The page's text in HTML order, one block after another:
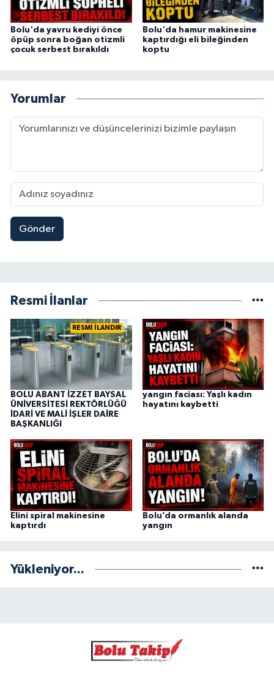
Bolu'da yavru kediyi önce
öpüp sonra boğan otizmli
çocuk serbest bırakıldı
Bolu'da hamur makinesine
kaptırdığı eli bileğinden
koptu
Yorumlar
Gönder
Resmi İlanlar
RESMİ İLANDIR
BOLU ABANT İZZET BAYSAL
ÜNİVERSİTESİ REKTÖRLÜĞÜ
İDARİ VE MALİ İŞLER DAİRE
BAŞKANLIĞI
yangın faciası: Yaşlı kadın
hayatını kaybetti
Elini spiral makinesine
kaptırdı
Bolu’da ormanlık alanda
yangın
Yükleniyor...